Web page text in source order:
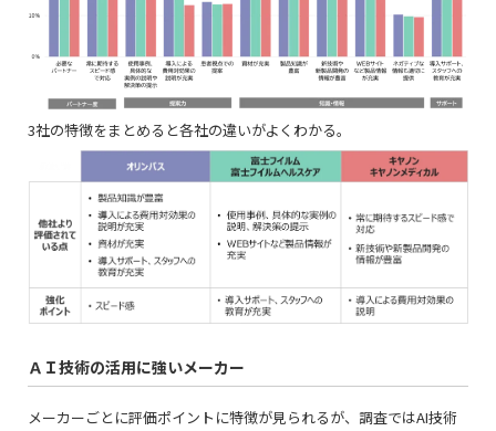
3社の特徴をまとめると各社の違いがよくわかる。
ＡＩ技術の活用に強いメーカー
メーカーごとに評価ポイントに特徴が見られるが、調査ではAI技術